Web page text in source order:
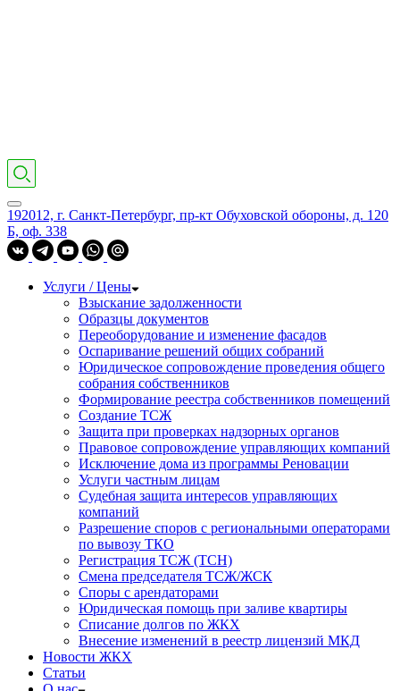
192012, г. Санкт-Петербург, пр-кт Обуховской обороны, д. 120
Б, оф. 338
Услуги / Цены
Взыскание задолженности
Образцы документов
Переоборудование и изменение фасадов
Оспаривание решений общих собраний
Юридическое сопровождение проведения общего
собрания собственников
Формирование реестра собственников помещений
Создание ТСЖ
Защита при проверках надзорных органов
Правовое сопровождение управляющих компаний
Исключение дома из программы Реновации
Услуги частным лицам
Судебная защита интересов управляющих
компаний
Разрешение споров с региональными операторами
по вывозу ТКО
Регистрация ТСЖ (ТСН)
Смена председателя ТСЖ/ЖСК
Споры с арендаторами
Юридическая помощь при заливе квартиры
Списание долгов по ЖКХ
Внесение изменений в реестр лицензий МКД
Новости ЖКХ
Статьи